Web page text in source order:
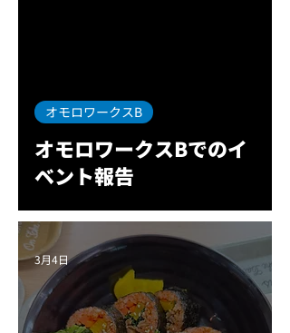
オモロワークスBでのイ
ベント報告
オモロワークスB
3月4日